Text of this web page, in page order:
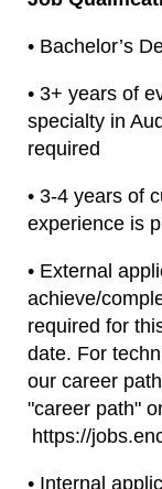
• Bachelor’s
• 3+ years of
specialty in
required
• 3-4 years of
experience is
• External
achieve/
required for
date. For
our career
"career path"
https://
• Internal